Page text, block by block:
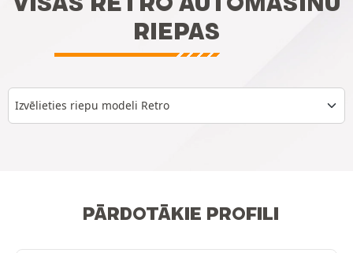
RIEPAS
Izvēlieties riepu modeli Retro
PĀRDOTĀKIE PROFILI